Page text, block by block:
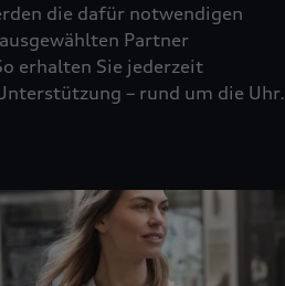
die dafür notwendigen
Partner
erhalten Sie jederzeit
– rund um die Uhr.